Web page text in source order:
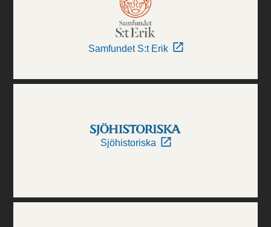
Samfundet S:t Erik
Sjöhistoriska